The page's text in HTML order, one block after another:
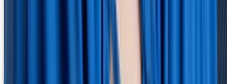
wir bei HRlab noch nie erlebt.